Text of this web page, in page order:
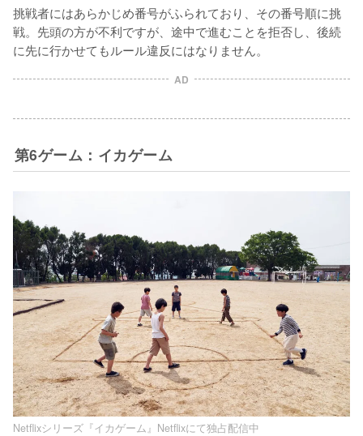
挑戦者にはあらかじめ番号がふられており、その番号順に挑
戦。先頭の方が不利ですが、途中で進むことを拒否し、後続
に先に行かせてもルール違反にはなりません。
AD
第6ゲーム：イカゲーム
Netflixシリーズ『イカゲーム』Netflixにて独占配信中